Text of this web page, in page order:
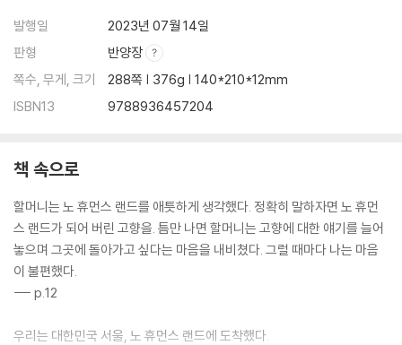
발행일
2023년 07월 14일
판형
반양장
쪽수, 무게, 크기
288쪽 | 376g | 140*210*12mm
ISBN13
9788936457204
책 속으로
할머니는 노 휴먼스 랜드를 애틋하게 생각했다. 정확히 말하자면 노 휴먼
스 랜드가 되어 버린 고향을. 틈만 나면 할머니는 고향에 대한 얘기를 늘어
놓으며 그곳에 돌아가고 싶다는 마음을 내비쳤다. 그럴 때마다 나는 마음
이 불편했다.
--- p.12
우리는 대한민국 서울, 노 휴먼스 랜드에 도착했다.